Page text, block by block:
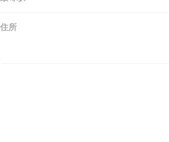
住所